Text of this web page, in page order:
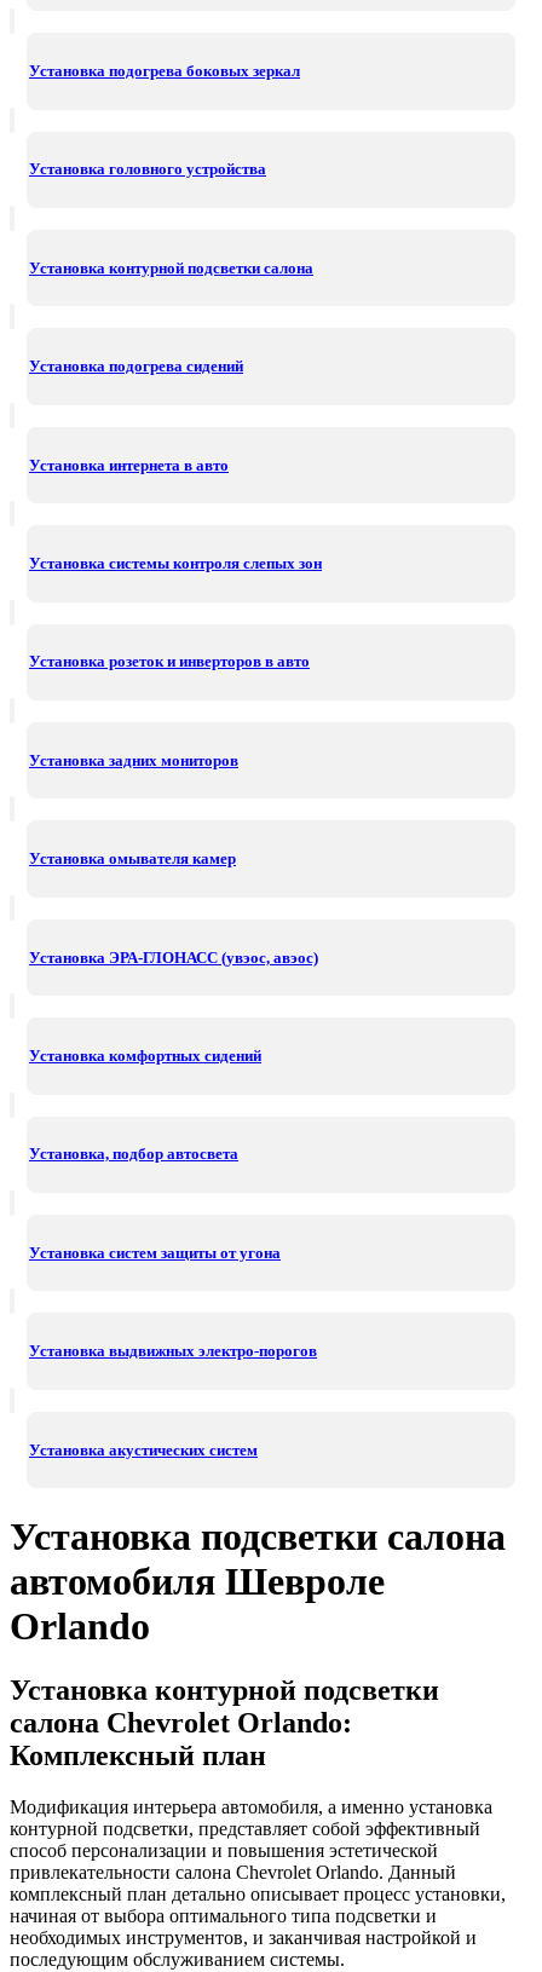
Установка подогрева боковых зеркал
Установка головного устройства
Установка контурной подсветки салона
Установка подогрева сидений
Установка интернета в авто
Установка системы контроля слепых зон
Установка розеток и инверторов в авто
Установка задних мониторов
Установка омывателя камер
Установка ЭРА-ГЛОНАСС (увэос, авэос)
Установка комфортных сидений
Установка, подбор автосвета
Установка систем защиты от угона
Установка выдвижных электро-порогов
Установка акустических систем
Установка подсветки салона
автомобиля Шевроле
Orlando
Установка контурной подсветки
салона Chevrolet Orlando:
Комплексный план
Модификация интерьера автомобиля, а именно установка
контурной подсветки, представляет собой эффективный
способ персонализации и повышения эстетической
привлекательности салона Chevrolet Orlando. Данный
комплексный план детально описывает процесс установки,
начиная от выбора оптимального типа подсветки и
необходимых инструментов, и заканчивая настройкой и
последующим обслуживанием системы.